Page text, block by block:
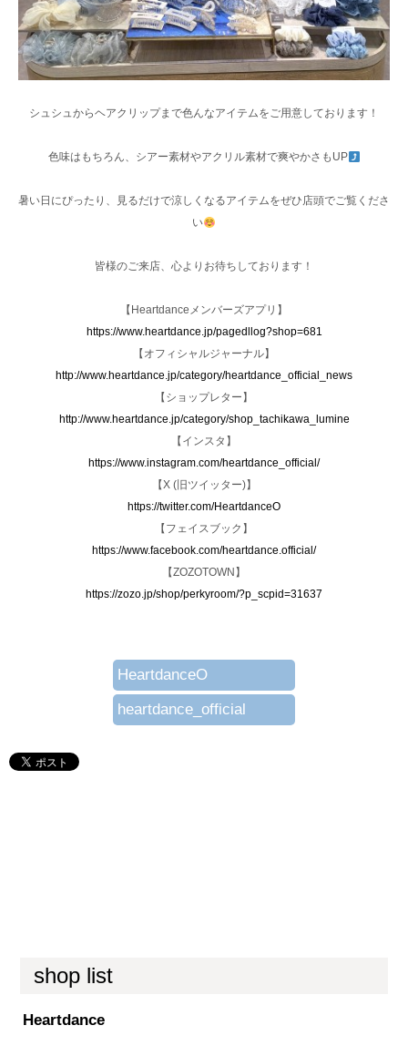
シュシュからヘアクリップまで色んなアイテムをご用意しております！
色味はもちろん、シアー素材やアクリル素材で爽やかさもUP
暑い日にぴったり、見るだけで涼しくなるアイテムをぜひ店頭でご覧くださ
い
皆様のご来店、心よりお待ちしております！
【Heartdanceメンバーズアプリ】
https://www.heartdance.jp/pagedllog?shop=681
【オフィシャルジャーナル】
http://www.heartdance.jp/category/heartdance_official_news
【ショップレター】
http://www.heartdance.jp/category/shop_tachikawa_lumine
【インスタ】
https://www.instagram.com/heartdance_official/
【X (旧ツイッター)】
https://twitter.com/HeartdanceO
【フェイスブック】
https://www.facebook.com/heartdance.official/
【ZOZOTOWN】
https://zozo.jp/shop/perkyroom/?p_scpid=31637
HeartdanceO
heartdance_official
shop list
Heartdance